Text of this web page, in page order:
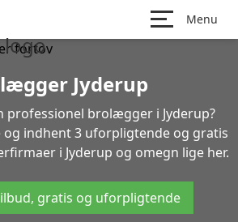
Menu
Jyderup
professionel brolægger i Jyderup?
og indhent 3 uforpligtende og gratis
i Jyderup og omegn lige her.
gratis og uforpligtende